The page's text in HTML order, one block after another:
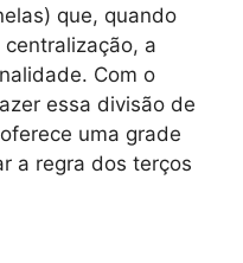
que, quando
a
Com o
essa divisão de
uma grade
a regra dos terços